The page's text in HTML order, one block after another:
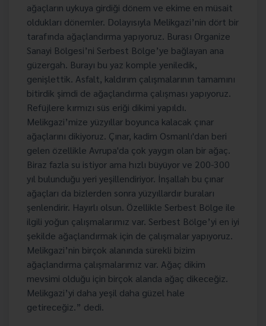
ağaçların uykuya girdiği dönem ve ekime en müsait
oldukları dönemler. Dolayısıyla Melikgazi’nin dört bir
tarafında ağaçlandırma yapıyoruz. Burası Organize
Sanayi Bölgesi’ni Serbest Bölge’ye bağlayan ana
güzergah. Burayı bu yaz komple yeniledik,
genişlettik. Asfalt, kaldırım çalışmalarının tamamını
bitirdik şimdi de ağaçlandırma çalışması yapıyoruz.
Refüjlere kırmızı süs eriği dikimi yapıldı.
Melikgazi’mize yüzyıllar boyunca kalacak çınar
ağaçlarını dikiyoruz. Çınar, kadim Osmanlı'dan beri
gelen özellikle Avrupa'da çok yaygın olan bir ağaç.
Biraz fazla su istiyor ama hızlı büyüyor ve 200-300
yıl bulunduğu yeri yeşillendiriyor. İnşallah bu çınar
ağaçları da bizlerden sonra yüzyıllardır buraları
şenlendirir. Hayırlı olsun. Özellikle Serbest Bölge ile
ilgili yoğun çalışmalarımız var. Serbest Bölge’yi en iyi
şekilde ağaçlandırmak için de çalışmalar yapıyoruz.
Melikgazi’nin birçok alanında sürekli bizim
ağaçlandırma çalışmalarımız var. Ağaç dikim
mevsimi olduğu için birçok alanda ağaç dikeceğiz.
Melikgazi’yi daha yeşil daha güzel hale
getireceğiz.” dedi.